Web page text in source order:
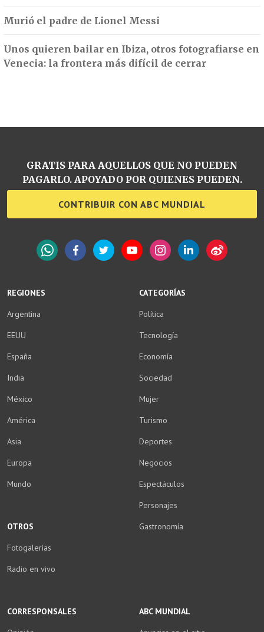
Murió el padre de Lionel Messi
Unos quieren bailar en Ibiza, otros fotografiarse en
Venecia: la frontera más difícil de cerrar
REGIONES
Argentina
EEUU
España
India
México
América
Asia
Europa
Mundo
CATEGORÍAS
Política
Tecnología
Economía
Sociedad
Mujer
Turismo
Deportes
Negocios
Espectáculos
Personajes
Gastronomía
CORRESPONSALES
OTROS
Fotogalerías
Radio en vivo
ABC MUNDIAL
GRATIS PARA AQUELLOS QUE NO PUEDEN
PAGARLO. APOYADO POR QUIENES PUEDEN.
CONTRIBUIR CON ABC MUNDIAL